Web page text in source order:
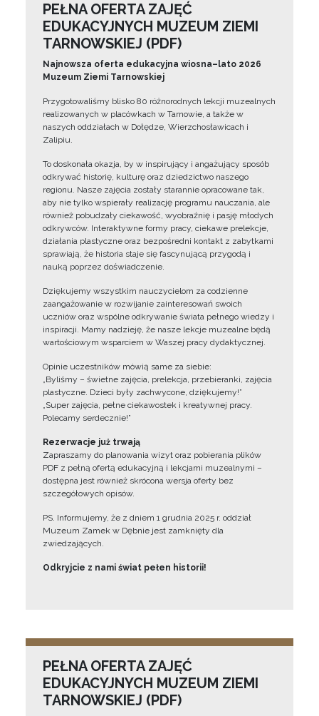
PEŁNA OFERTA ZAJĘĆ
EDUKACYJNYCH MUZEUM ZIEMI
TARNOWSKIEJ (PDF)
Najnowsza oferta edukacyjna wiosna–lato 2026
Muzeum Ziemi Tarnowskiej
Przygotowaliśmy blisko 80 różnorodnych lekcji muzealnych
realizowanych w placówkach w Tarnowie, a także w
naszych oddziałach w Dołędze, Wierzchosławicach i
Zalipiu.
To doskonała okazja, by w inspirujący i angażujący sposób
odkrywać historię, kulturę oraz dziedzictwo naszego
regionu. Nasze zajęcia zostały starannie opracowane tak,
aby nie tylko wspierały realizację programu nauczania, ale
również pobudzały ciekawość, wyobraźnię i pasję młodych
odkrywców. Interaktywne formy pracy, ciekawe prelekcje,
działania plastyczne oraz bezpośredni kontakt z zabytkami
sprawiają, że historia staje się fascynującą przygodą i
nauką poprzez doświadczenie.
Dziękujemy wszystkim nauczycielom za codzienne
zaangażowanie w rozwijanie zainteresowań swoich
uczniów oraz wspólne odkrywanie świata pełnego wiedzy i
inspiracji. Mamy nadzieję, że nasze lekcje muzealne będą
wartościowym wsparciem w Waszej pracy dydaktycznej.
Opinie uczestników mówią same za siebie:
„Byliśmy – świetne zajęcia, prelekcja, przebieranki, zajęcia
plastyczne. Dzieci były zachwycone, dziękujemy!”
„Super zajęcia, pełne ciekawostek i kreatywnej pracy.
Polecamy serdecznie!”
Rezerwacje już trwają
Zapraszamy do planowania wizyt oraz pobierania plików
PDF z pełną ofertą edukacyjną i lekcjami muzealnymi –
dostępna jest również skrócona wersja oferty bez
szczegółowych opisów.
PS. Informujemy, że z dniem 1 grudnia 2025 r. oddział
Muzeum Zamek w Dębnie jest zamknięty dla
zwiedzających.
Odkryjcie z nami świat pełen historii!
PEŁNA OFERTA ZAJĘĆ
EDUKACYJNYCH MUZEUM ZIEMI
TARNOWSKIEJ (PDF)